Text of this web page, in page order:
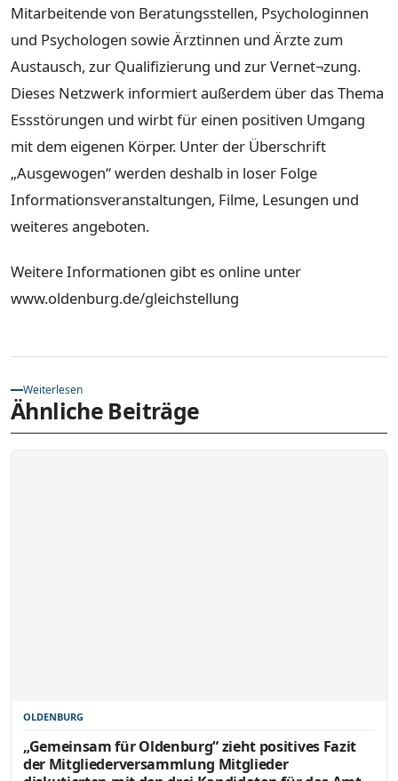
Mitarbeitende von Beratungsstellen, Psychologinnen
und Psychologen sowie Ärztinnen und Ärzte zum
Austausch, zur Qualifizierung und zur Vernet¬zung.
Dieses Netzwerk informiert außerdem über das Thema
Essstörungen und wirbt für einen positiven Umgang
mit dem eigenen Körper. Unter der Überschrift
„Ausgewogen“ werden deshalb in loser Folge
Informationsveranstaltungen, Filme, Lesungen und
weiteres angeboten.
Weitere Informationen gibt es online unter
www.oldenburg.de/gleichstellung
Weiterlesen
Ähnliche Beiträge
OLDENBURG
„Gemeinsam für Oldenburg“ zieht positives Fazit
der Mitgliederversammlung Mitglieder